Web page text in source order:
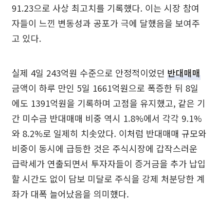
91.23으로 사상 최고치를 기록했다. 이는 시장 참여
자들이 느낀 변동성과 공포가 극에 달했음을 보여주
고 있다.
실제 4일 243억원 수준으로 안정적이었던 반대매매
금액이 하루 만인 5일 1661억원으로 폭증한 뒤 8일
에도 1391억원을 기록하며 고점을 유지했고, 같은 기
간 미수금 반대매매 비중 역시 1.8%에서 각각 9.1%
와 8.2%로 일제히 치솟았다. 이처럼 반대매매 규모와
비중이 동시에 급등한 것은 주식시장에 갑작스러운
급락세가 연출되면서 투자자들이 증거금을 추가 납입
할 시간도 없이 담보 미달로 주식을 강제 처분당한 계
좌가 대폭 늘어났음을 의미했다.